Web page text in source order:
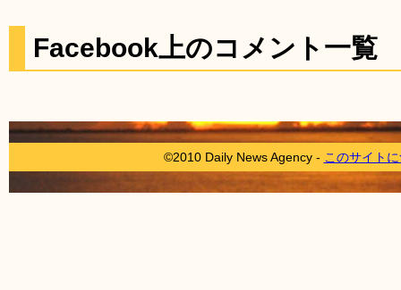
Facebook上のコメント一覧
©2010 Daily News Agency - このサイト